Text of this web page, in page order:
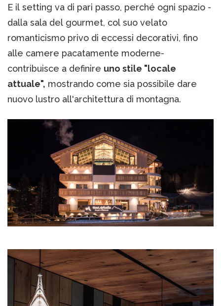
E il setting va di pari passo, perché ogni spazio -
dalla sala del gourmet, col suo velato
romanticismo privo di eccessi decorativi, fino
alle camere pacatamente moderne-
contribuisce a definire uno stile "locale
attuale", mostrando come sia possibile dare
nuovo lustro all'architettura di montagna.